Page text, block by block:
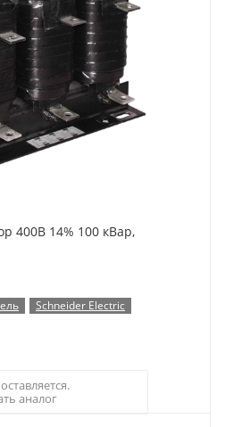
400В 14% 100 кВар,
Schneider Electric
аналог